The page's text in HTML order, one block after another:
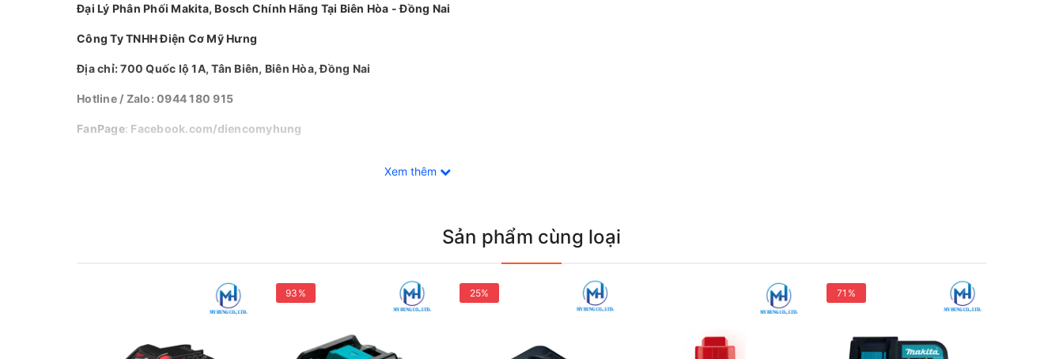
Đại Lý Phân Phối Makita, Bosch Chính Hãng Tại Biên Hòa - Đồng Nai
Công Ty TNHH Điện Cơ Mỹ Hưng
Địa chỉ: 700 Quốc lộ 1A, Tân Biên, Biên Hòa, Đồng Nai
Hotline / Zalo: 0944 180 915
FanPage: Facebook.com/diencomyhung
Xem thêm
Sản phẩm cùng loại
93% 25% 71%